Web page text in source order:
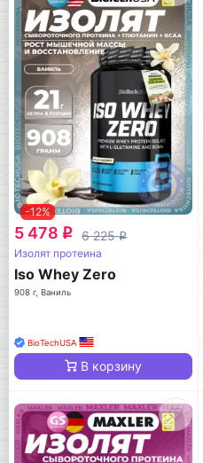
-12%
5 478 q 6 225q
Изолят протеина
Iso Whey Zero
908 г, Ваниль
BioTechUSA
В корзину